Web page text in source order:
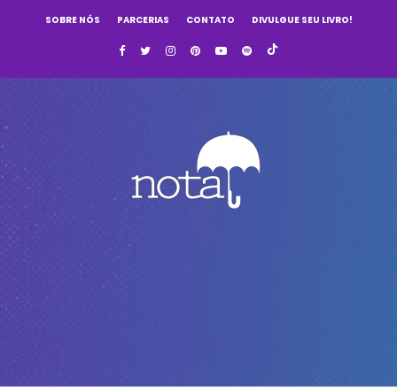
SOBRE NÓS PARCERIAS CONTATO DIVULGUE SEU LIVRO!